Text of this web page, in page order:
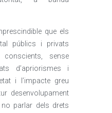
que els
públics i privats
conscients, sense
d’apriorismes i
i l’impacte greu
desenvolupament
no parlar dels drets